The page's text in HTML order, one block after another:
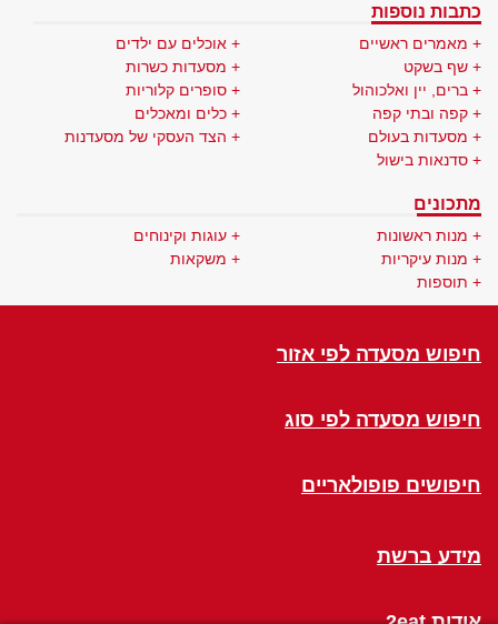
כתבות נוספות
מאמרים ראשיים
שף בשקט
ברים, יין ואלכוהול
קפה ובתי קפה
מסעדות בעולם
סדנאות בישול
אוכלים עם ילדים
מסעדות כשרות
סופרים קלוריות
כלים ומאכלים
הצד העסקי של מסעדנות
מתכונים
מנות ראשונות
מנות עיקריות
תוספות
עוגות וקינוחים
משקאות
חיפוש מסעדה לפי אזור
חיפוש מסעדה לפי סוג
חיפושים פופולאריים
מידע ברשת